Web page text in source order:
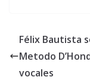
Félix Bautista
Metodo
vocales